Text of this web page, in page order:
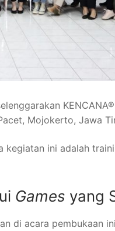
Mojokerto, Jawa
kegiatan ini adalah
Games yang
di acara pembukaan